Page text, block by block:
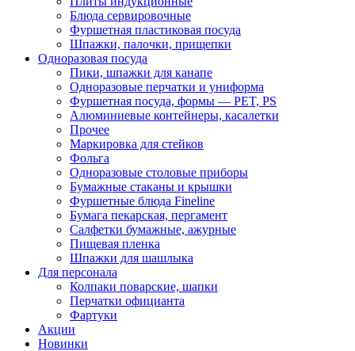
Блюда сервировочные
Фуршетная пластиковая посуда
Шпажки, палочки, прищепки
Одноразовая посуда
Пики, шпажки для канапе
Одноразовые перчатки и униформа
Фуршетная посуда, формы — PET, PS
Алюминиевые контейнеры, касалетки
Прочее
Маркировка для стейков
Фольга
Одноразовые столовые приборы
Бумажные стаканы и крышки
Фуршетные блюда Fineline
Бумага пекарская, пергамент
Салфетки бумажные, ажурные
Пищевая пленка
Шпажки для шашлыка
Для персонала
Колпаки поварские, шапки
Перчатки официанта
Фартуки
Акции
Новинки